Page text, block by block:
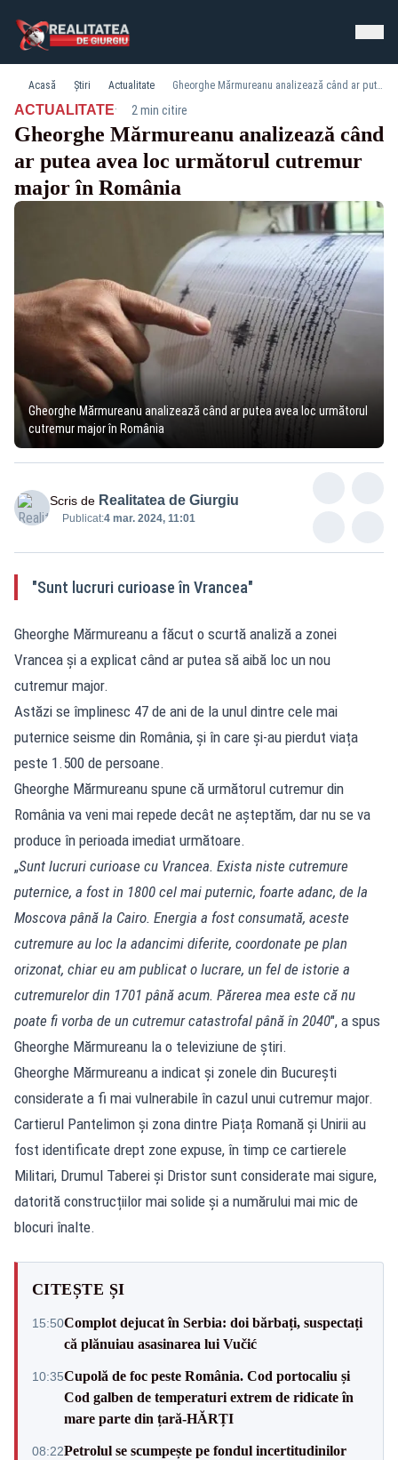
Acasă Știri Actualitate Gheorghe Mărmureanu analizează când ar putea avea loc următorul cutremur major în România
ACTUALITATE· 2 min citire
Gheorghe Mărmureanu analizează când
ar putea avea loc următorul cutremur
major în România
Gheorghe Mărmureanu analizează când ar putea avea loc următorul
cutremur major în România
Scris de Realitatea de Giurgiu
Publicat:4 mar. 2024, 11:01
"Sunt lucruri curioase în Vrancea"
Gheorghe Mărmureanu a făcut o scurtă analiză a zonei
Vrancea și a explicat când ar putea să aibă loc un nou
cutremur major.
Astăzi se împlinesc 47 de ani de la unul dintre cele mai
puternice seisme din România, și în care și-au pierdut viața
peste 1.500 de persoane.
Gheorghe Mărmureanu spune că următorul cutremur din
România va veni mai repede decât ne așteptăm, dar nu se va
produce în perioada imediat următoare.
„Sunt lucruri curioase cu Vrancea. Exista niste cutremure
puternice, a fost in 1800 cel mai puternic, foarte adanc, de la
Moscova până la Cairo. Energia a fost consumată, aceste
cutremure au loc la adancimi diferite, coordonate pe plan
orizonat, chiar eu am publicat o lucrare, un fel de istorie a
cutremurelor din 1701 până acum. Părerea mea este că nu
poate fi vorba de un cutremur catastrofal până în 2040", a spus
Gheorghe Mărmureanu la o televiziune de știri.
Gheorghe Mărmureanu a indicat și zonele din București
considerate a fi mai vulnerabile în cazul unui cutremur major.
Cartierul Pantelimon și zona dintre Piața Romană și Unirii au
fost identificate drept zone expuse, în timp ce cartierele
Militari, Drumul Taberei și Dristor sunt considerate mai sigure,
datorită construcțiilor mai solide și a numărului mai mic de
blocuri înalte.
CITEȘTE ȘI
15:50Complot dejucat în Serbia: doi bărbați, suspectați
că plănuiau asasinarea lui Vučić
10:35Cupolă de foc peste România. Cod portocaliu și
Cod galben de temperaturi extrem de ridicate în
mare parte din țară-HĂRȚI
08:22Petrolul se scumpește pe fondul incertitudinilor